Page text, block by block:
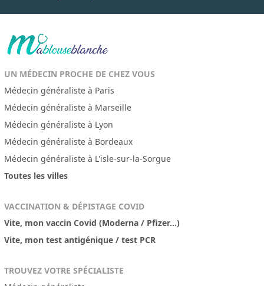
UN MÉDECIN PROCHE DE CHEZ VOUS
Médecin généraliste à Paris
Médecin généraliste à Marseille
Médecin généraliste à Lyon
Médecin généraliste à Bordeaux
Médecin généraliste à L'isle-sur-la-Sorgue
Toutes les villes
VACCINATION & DÉPISTAGE COVID
Vite, mon vaccin Covid (Moderna / Pfizer...)
Vite, mon test antigénique / test PCR
TROUVEZ VOTRE SPÉCIALISTE